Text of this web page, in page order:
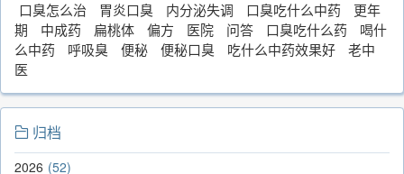
口臭怎么治
胃炎口臭 内分泌失调 口臭吃什么中药
更年
期
中成药 扁桃体 偏方 医院 问答 口臭吃什么药
喝什
么中药
呼吸臭 便秘 便秘口臭 吃什么中药效果好
老中
医
归档
2026 52